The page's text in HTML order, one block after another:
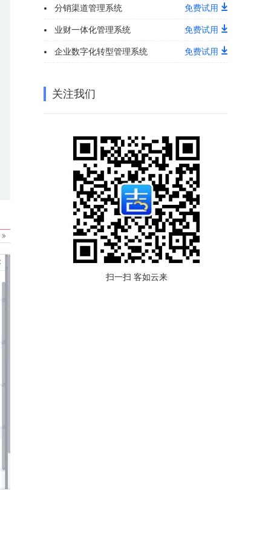
分销渠道管理系统 免费试用
业财一体化管理系统 免费试用
企业数字化转型管理系统 免费试用
关注我们
扫一扫 客如云来